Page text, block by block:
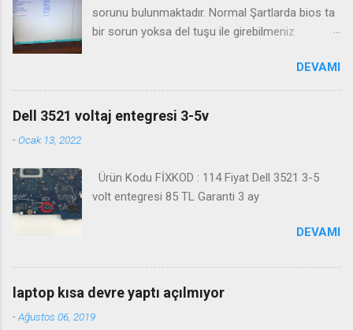
sorunu bulunmaktadır. Normal Şartlarda bios ta
bir sorun yoksa del tuşu ile girebilmeniz
yaramaktadır. Biosa girme videosu izleyin
Kanalimiza abone olmayı unutmayın
DEVAMI
Dell 3521 voltaj entegresi 3-5v
-Ocak 13, 2022
Ürün Kodu FİXKOD : 114 Fiyat Dell 3521 3-5
volt entegresi 85 TL Garanti 3 ay
DEVAMI
laptop kısa devre yaptı açılmıyor
-Ağustos 06, 2019